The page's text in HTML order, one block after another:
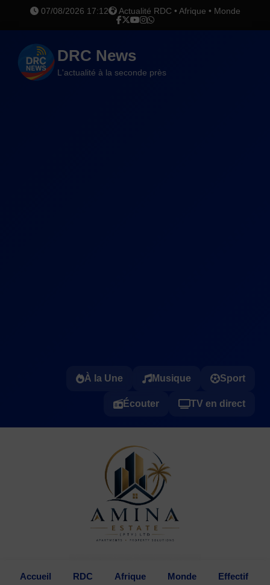
07/08/2026 17:12 Actualité RDC • Afrique • Monde
DRC News
L'actualité à la seconde près
À la Une Musique Sport
Écouter TV en direct
Accueil RDC Afrique Monde Effectif